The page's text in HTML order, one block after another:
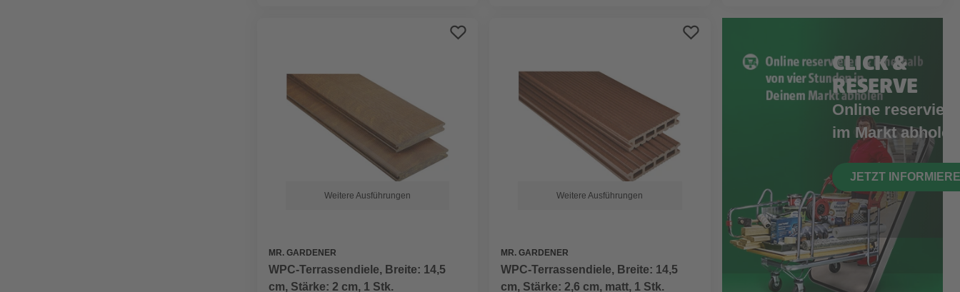
Weitere Ausführungen
MR. GARDENER
WPC-Terrassendiele, Breite: 14,5
cm, Stärke: 2 cm, 1 Stk.
Weitere Ausführungen
MR. GARDENER
WPC-Terrassendiele, Breite: 14,5
cm, Stärke: 2,6 cm, matt, 1 Stk.
CLICK &
RESERVE
Online
im Markt abholen
JETZT